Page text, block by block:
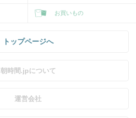
お買いもの
トップページへ
朝時間.jpについて
運営会社